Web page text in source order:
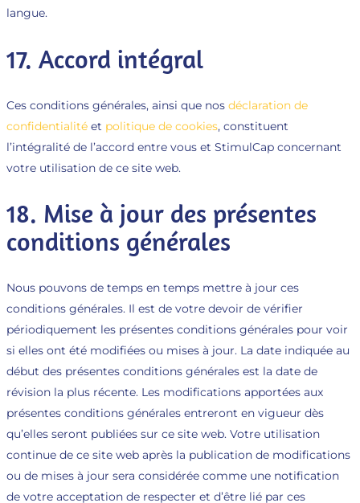
langue.
17. Accord intégral
Ces conditions générales, ainsi que nos déclaration de
confidentialité et politique de cookies, constituent
l’intégralité de l’accord entre vous et StimulCap concernant
votre utilisation de ce site web.
18. Mise à jour des présentes
conditions générales
Nous pouvons de temps en temps mettre à jour ces
conditions générales. Il est de votre devoir de vérifier
périodiquement les présentes conditions générales pour voir
si elles ont été modifiées ou mises à jour. La date indiquée au
début des présentes conditions générales est la date de
révision la plus récente. Les modifications apportées aux
présentes conditions générales entreront en vigueur dès
qu’elles seront publiées sur ce site web. Votre utilisation
continue de ce site web après la publication de modifications
ou de mises à jour sera considérée comme une notification
de votre acceptation de respecter et d’être lié par ces